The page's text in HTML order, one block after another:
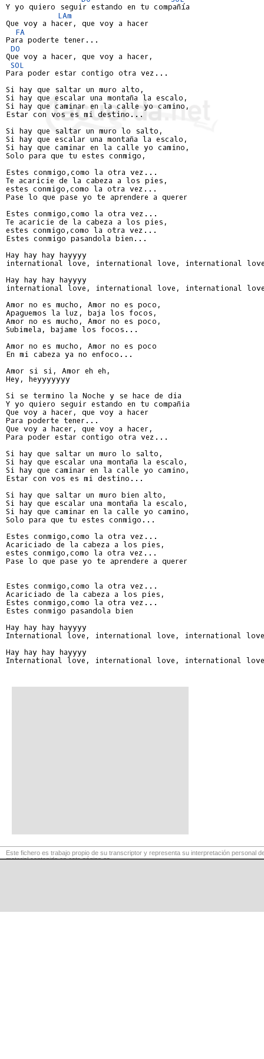
Y yo quiero seguir estando en tu compañía
LAm
Que voy a hacer, que voy a hacer
FA
Para poderte tener...
DO
Que voy a hacer, que voy a hacer,
SOL
Para poder estar contigo otra vez...
Si hay que saltar un muro alto,
Si hay que escalar una montaña la escalo,
Si hay que caminar en la calle yo camino,
Estar con vos es mi destino...
Si hay que saltar un muro lo salto,
Si hay que escalar una montaña la escalo,
Si hay que caminar en la calle yo camino,
Solo para que tu estes conmigo,
Estes conmigo,como la otra vez...
Te acaricie de la cabeza a los pies,
estes conmigo,como la otra vez...
Pase lo que pase yo te aprendere a querer
Estes conmigo,como la otra vez...
Te acaricie de la cabeza a los pies,
estes conmigo,como la otra vez...
Estes conmigo pasandola bien...
Hay hay hay hayyyy
international love, international love, international
Hay hay hay hayyyy
international love, international love, international
Amor no es mucho, Amor no es poco,
Apaguemos la luz, baja los focos,
Amor no es mucho, Amor no es poco,
Subimela, bajame los focos...
Amor no es mucho, Amor no es poco
En mi cabeza ya no enfoco...
Amor si si, Amor eh eh,
Hey, heyyyyyyy
Si se termino la Noche y se hace de dia
Y yo quiero seguir estando en tu compañia
Que voy a hacer, que voy a hacer
Para poderte tener...
Que voy a hacer, que voy a hacer,
Para poder estar contigo otra vez...
Si hay que saltar un muro lo salto,
Si hay que escalar una montaña la escalo,
Si hay que caminar en la calle yo camino,
Estar con vos es mi destino...
Si hay que saltar un muro bien alto,
Si hay que escalar una montaña la escalo,
Si hay que caminar en la calle yo camino,
Solo para que tu estes conmigo...
Estes conmigo,como la otra vez...
Acariciado de la cabeza a los pies,
estes conmigo,como la otra vez...
Pase lo que pase yo te aprendere a querer
Estes conmigo,como la otra vez...
Acariciado de la cabeza a los pies,
Estes conmigo,como la otra vez...
Estes conmigo pasandola bien
Hay hay hay hayyyy
International love, international love, international
Hay hay hay hayyyy
International love, international love, international
Este fichero es trabajo propio de su transcriptor y representa su interpretación personal
material contenido en esta página es